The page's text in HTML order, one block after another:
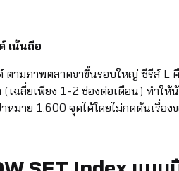
เน้นถือ
ตามภาพตลาดขาขึ้นรอบใหญ่ ซีรีส์ L
(เฉลี่ยเพียง 1-2 ช่องต่อเดือน) ทำใ
หมาย 1,600 จุดได้โดยไม่กดดันเรื่อง